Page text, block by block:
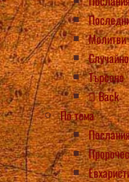
Молитви
Търсене
Back
По тема